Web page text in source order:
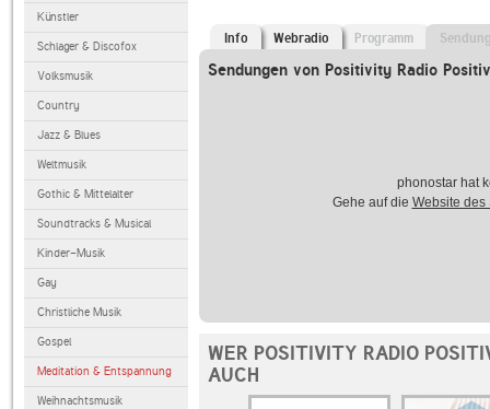
Künstler
Schlager & Discofox
Volksmusik
Country
Jazz & Blues
Weltmusik
Gothic & Mittelalter
Soundtracks & Musical
Kinder-Musik
Gay
Christliche Musik
Gospel
Meditation & Entspannung
Weihnachtsmusik
Info Webradio Programm
Sendungen von Positivity Radio
phonostar hat
Gehe auf die Website des
WER POSITIVITY RADIO
AUCH